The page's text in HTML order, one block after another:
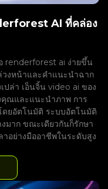
AI ที่คล่อง
renderforest ai ง่ายขึ้น
วงหน้าและคำแนะนำฉาก
ปล่า เอ็นจิ้น video ai ของ
ณและแนะนำภาพ การ
ดยอัตโนมัติ ระบบอัตโนมัติ
มาก ขณะเดียวกันก็รักษา
อย่างมืออาชีพในระดับสูง